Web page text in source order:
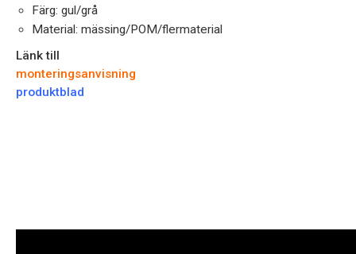
Färg: gul/grå
Material: mässing/POM/flermaterial
Länk till
monteringsanvisning
produktblad